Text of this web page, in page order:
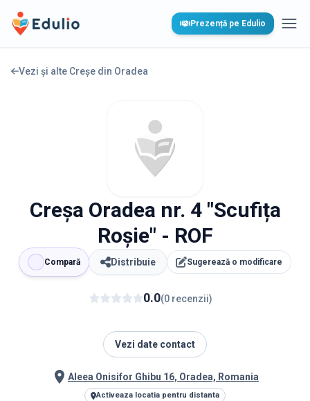
Edulio Prezență pe Edulio
Vezi și alte Creșe din Oradea
Creşa Oradea nr. 4 "Scufița
Roșie" - ROF
Compară Distribuie Sugerează o modificare
0.0(0 recenzii)
Vezi date contact
Aleea Onisifor Ghibu 16, Oradea, Romania
Activeaza locatia pentru distanta